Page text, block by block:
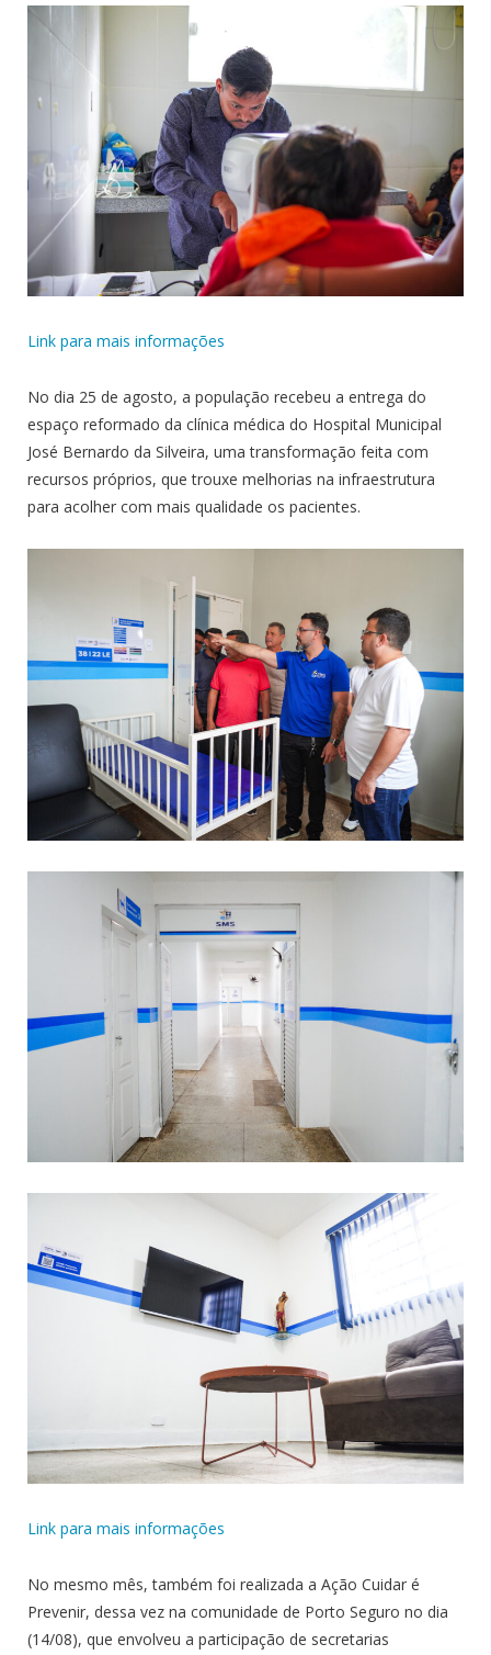
Link para mais informações
No dia 25 de agosto, a população recebeu a entrega do
espaço reformado da clínica médica do Hospital Municipal
José Bernardo da Silveira, uma transformação feita com
recursos próprios, que trouxe melhorias na infraestrutura
para acolher com mais qualidade os pacientes.
Link para mais informações
No mesmo mês, também foi realizada a Ação Cuidar é
Prevenir, dessa vez na comunidade de Porto Seguro no dia
(14/08), que envolveu a participação de secretarias